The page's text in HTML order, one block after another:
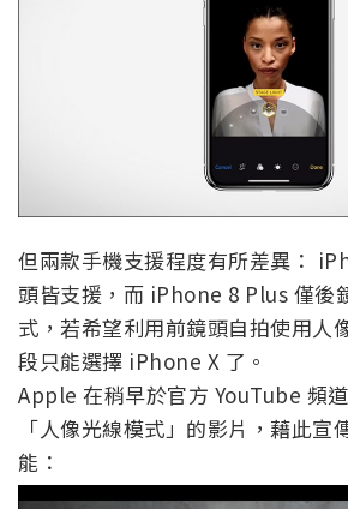
但兩款手機支援程度有所差異：
頭皆支援，而 iPhone 8 Plus 僅後
式，若希望利用前鏡頭自拍使用人
段只能選擇 iPhone X 了。
Apple 在稍早於官方 YouTube 頻
「人像光線模式」的影片，藉此
能：